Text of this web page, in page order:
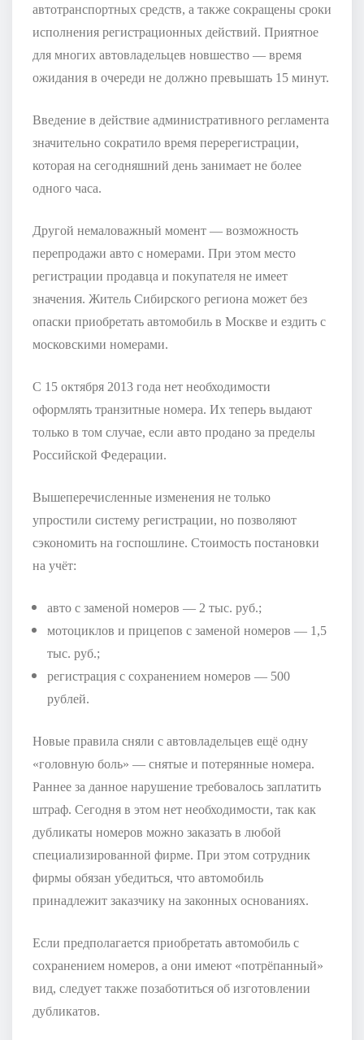
автотранспортных средств, а также сокращены сроки
исполнения регистрационных действий. Приятное
для многих автовладельцев новшество — время
ожидания в очереди не должно превышать 15 минут.
Введение в действие административного регламента
значительно сократило время перерегистрации,
которая на сегодняшний день занимает не более
одного часа.
Другой немаловажный момент — возможность
перепродажи авто с номерами. При этом место
регистрации продавца и покупателя не имеет
значения. Житель Сибирского региона может без
опаски приобретать автомобиль в Москве и ездить с
московскими номерами.
С 15 октября 2013 года нет необходимости
оформлять транзитные номера. Их теперь выдают
только в том случае, если авто продано за пределы
Российской Федерации.
Вышеперечисленные изменения не только
упростили систему регистрации, но позволяют
сэкономить на госпошлине. Стоимость постановки
на учёт:
авто с заменой номеров — 2 тыс. руб.;
мотоциклов и прицепов с заменой номеров — 1,5
тыс. руб.;
регистрация с сохранением номеров — 500
рублей.
Новые правила сняли с автовладельцев ещё одну
«головную боль» — снятые и потерянные номера.
Раннее за данное нарушение требовалось заплатить
штраф. Сегодня в этом нет необходимости, так как
дубликаты номеров можно заказать в любой
специализированной фирме. При этом сотрудник
фирмы обязан убедиться, что автомобиль
принадлежит заказчику на законных основаниях.
Если предполагается приобретать автомобиль с
сохранением номеров, а они имеют «потрёпанный»
вид, следует также позаботиться об изготовлении
дубликатов.